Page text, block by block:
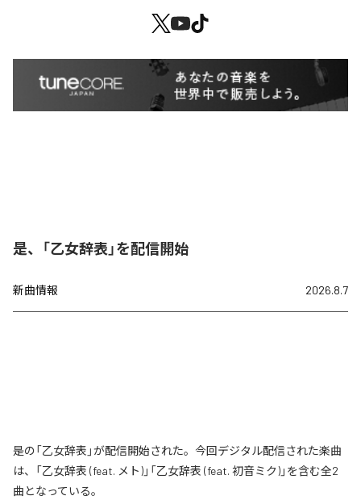
是、「乙女辞表」を配信開始
新曲情報 2026.8.7
是の「乙女辞表」が配信開始された。今回デジタル配信された楽曲
は、「乙女辞表 (feat. メト)」「乙女辞表 (feat. 初音ミク)」を含む全2
曲となっている。